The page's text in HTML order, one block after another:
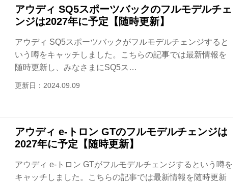
アウディ SQ5スポーツバックのフルモデルチェ
ンジは2027年に予定【随時更新】
アウディ SQ5スポーツバックがフルモデルチェンジすると
いう噂をキャッチしました。こちらの記事では最新情報を
随時更新し、みなさまにSQ5ス…
更新日：2024.09.09
アウディ e-トロン GTのフルモデルチェンジは
2027年に予定【随時更新】
アウディ e-トロン GTがフルモデルチェンジするという噂を
キャッチしました。こちらの記事では最新情報を随時更新